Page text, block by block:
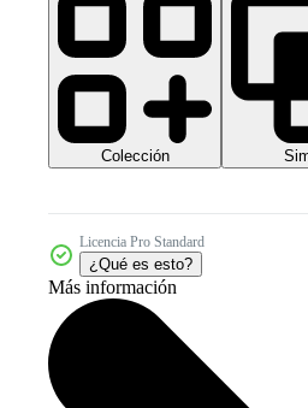
Colección
Licencia Pro Standard
¿Qué es esto?
Más información